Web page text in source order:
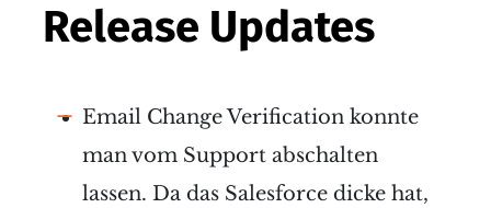
Release Updates
Email Change Verification konnte
man vom Support abschalten
lassen. Da das Salesforce dicke hat,